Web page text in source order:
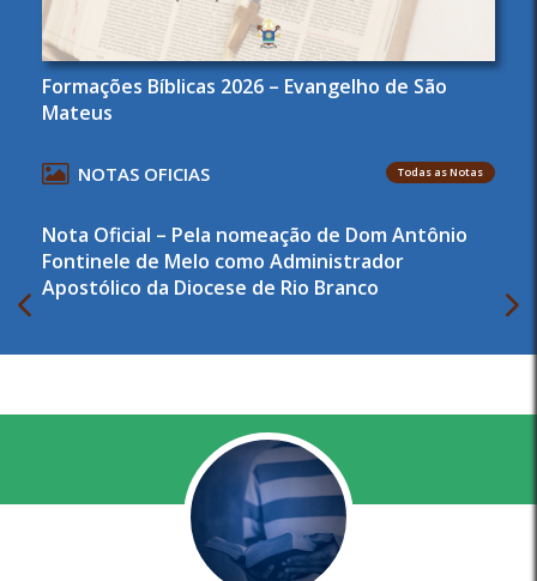
Formações Bíblicas 2026 – Evangelho de São
Mateus
NOTAS OFICIAS Todas as Notas
Nota Oficial – Pela nomeação de Dom Antônio
Fontinele de Melo como Administrador
Apostólico da Diocese de Rio Branco